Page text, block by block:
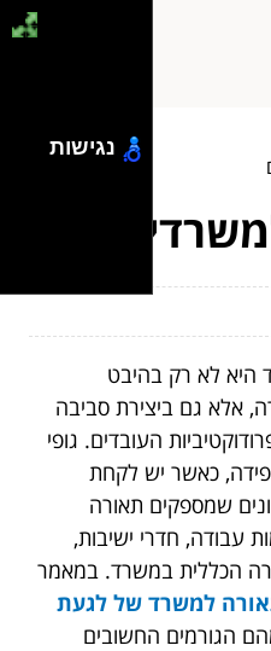
לא רק בהיבט
אלא גם ביצירת סביבה
העובדים. גופי
כאשר יש לקחת
שמספקים תאורה
עבודה, חדרי ישיבות,
הכללית במשרד. במאמר
למשרד של לגעת
הגורמים החשובים
נגישות